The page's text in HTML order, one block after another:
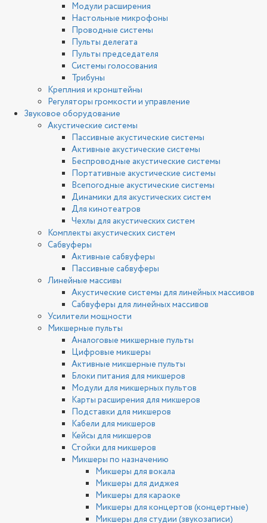
Модули расширения
Настольные микрофоны
Проводные системы
Пульты делегата
Пульты председателя
Системы голосования
Трибуны
Креплния и кронштейны
Регуляторы громкости и управление
Звуковое оборудование
Акустические системы
Пассивные акустические системы
Активные акустические системы
Беспроводные акустические системы
Портативные акустические системы
Всепогодные акустические системы
Динамики для акустических систем
Для кинотеатров
Чехлы для акустических систем
Комплекты акустических систем
Сабвуферы
Активные сабвуферы
Пассивные сабвуферы
Линейные массивы
Акустические системы для линейных массивов
Сабвуферы для линейных массивов
Усилители мощности
Микшерные пульты
Аналоговые микшерные пульты
Цифровые микшеры
Активные микшерные пульты
Блоки питания для микшеров
Модули для микшерных пультов
Карты расширения для микшеров
Подставки для микшеров
Кабели для микшеров
Кейсы для микшеров
Стойки для микшеров
Микшеры по назначению
Микшеры для вокала
Микшеры для диджея
Микшеры для караоке
Микшеры для концертов (концертные)
Микшеры для студии (звукозаписи)